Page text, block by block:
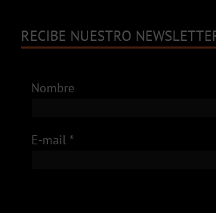
RECIBE NUESTRO
E-mail *